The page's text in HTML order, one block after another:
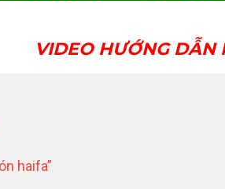
VIDEO HƯỚNG DẪN
haifa”